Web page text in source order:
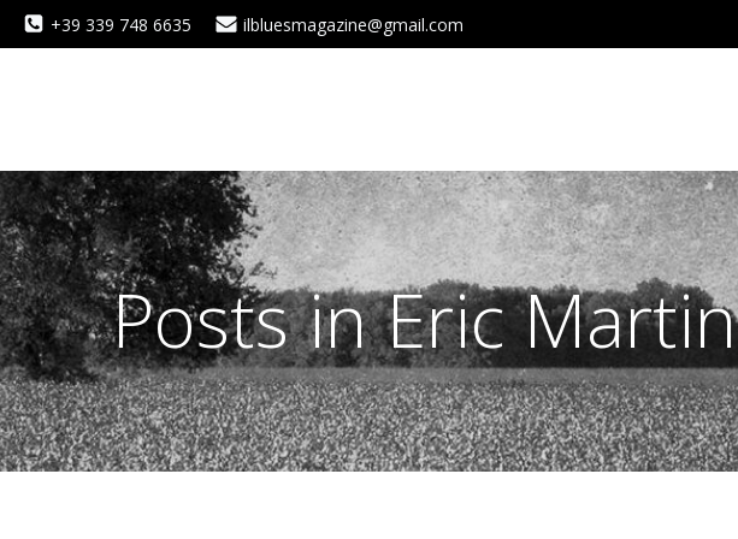
+39 339 748 6635 ilbluesmagazine@gmail.com
Posts in Eric Martin